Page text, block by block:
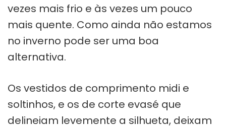
vezes mais frio e às vezes um pouco
mais quente. Como ainda não estamos
no inverno pode ser uma boa
alternativa.
Os vestidos de comprimento midi e
soltinhos, e os de corte evasé que
delineiam levemente a silhueta, deixam